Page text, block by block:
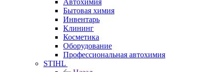
Автохимия
Бытовая химия
Инвентарь
Клининг
Косметика
Оборудование
Профессиональная автохимия
STIHL